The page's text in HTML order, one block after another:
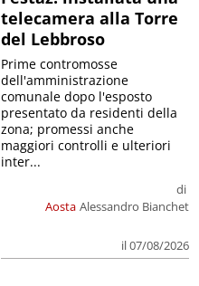
telecamera alla Torre
del Lebbroso
Aosta
di
Alessandro Bianchet
il 07/08/2026
Prime contromosse
dell'amministrazione
comunale dopo l'esposto
presentato da residenti della
zona; promessi anche
maggiori controlli e ulteriori
inter...